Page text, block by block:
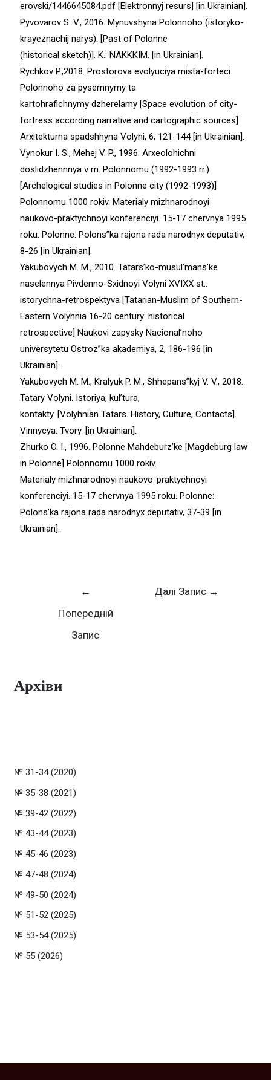
erovski/1446645084.pdf [Elektronnyj resurs] [in Ukrainian].
Pyvovarov S. V., 2016. Mynuvshyna Polonnoho (istoryko-
krayeznachij narys). [Past of Polonne
(historical sketch)]. K.: NAKKKIM. [in Ukrainian].
Rychkov P.,2018. Prostorova evolyuciya mista-forteci
Polonnoho za pysemnymy ta
kartohrafichnymy dzherelamy [Space evolution of city-
fortress according narrative and cartographic sources]
Arxitekturna spadshhyna Volyni, 6, 121-144 [in Ukrainian].
Vynokur I. S., Mehej V. P., 1996. Arxeolohichni
doslidzhennnya v m. Polonnomu (1992-1993 rr.)
[Archelogical studies in Polonne city (1992-1993)]
Polonnomu 1000 rokiv. Materialy mizhnarodnoyi
naukovo-praktychnoyi konferenciyi. 15-17 chervnya 1995
roku. Polonne: Polons”ka rajona rada narodnyx deputativ,
8-26 [in Ukrainian].
Yakubovych M. M., 2010. Tatars’ko-musul’mans’ke
naselennya Pivdenno-Sxidnoyi Volyni XVIXX st.:
istorychna-retrospektyva [Tatarian-Muslim of Southern-
Eastern Volyhnia 16-20 century: historical
retrospective] Naukovi zapysky Nacional’noho
universytetu Ostroz”ka akademiya, 2, 186-196 [in
Ukrainian].
Yakubovych M. M., Kralyuk P. M., Shhepans”kyj V. V., 2018.
Tatary Volyni. Istoriya, kul’tura,
kontakty. [Volyhnian Tatars. History, Culture, Contacts].
Vinnycya: Tvory. [in Ukrainian].
Zhurko O. I., 1996. Polonne Mahdeburz’ke [Magdeburg law
in Polonne] Polonnomu 1000 rokiv.
Materialy mizhnarodnoyi naukovo-praktychnoyi
konferenciyi. 15-17 chervnya 1995 roku. Polonne:
Polons’ka rajona rada narodnyx deputativ, 37-39 [in
Ukrainian].
←
Попередній
Запис
Далі Запис →
Архіви
№ 31-34 (2020)
№ 35-38 (2021)
№ 39-42 (2022)
№ 43-44 (2023)
№ 45-46 (2023)
№ 47-48 (2024)
№ 49-50 (2024)
№ 51-52 (2025)
№ 53-54 (2025)
№ 55 (2026)